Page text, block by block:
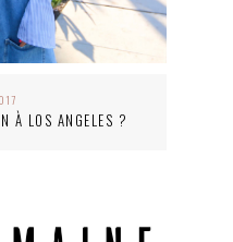
À LOS ANGELES ?